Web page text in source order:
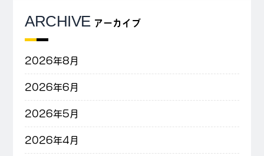
ARCHIVE アーカイブ
2026年8月
2026年6月
2026年5月
2026年4月